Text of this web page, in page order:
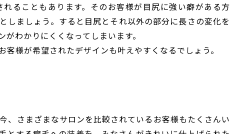
ることもあります。そのお客様が目尻に強い癖がある方
しましょう。すると目尻とそれ以外の部分に長さの変化を
わかりにくくなってしまいます。
様が希望されたデザインも叶えやすくなるでしょう。
、さまざまなサロンを比較されているお客様もたくさんい